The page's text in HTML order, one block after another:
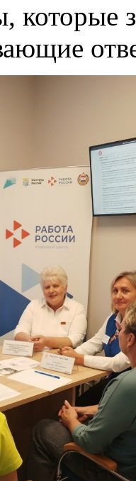
которые